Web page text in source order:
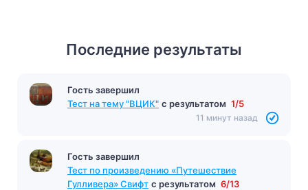
Последние результаты
Гость завершил
Тест на тему "ВЦИК" с результатом 1/5
11 минут назад
Гость завершил
Тест по произведению «Путешествие
Гулливера» Свифт с результатом 6/13